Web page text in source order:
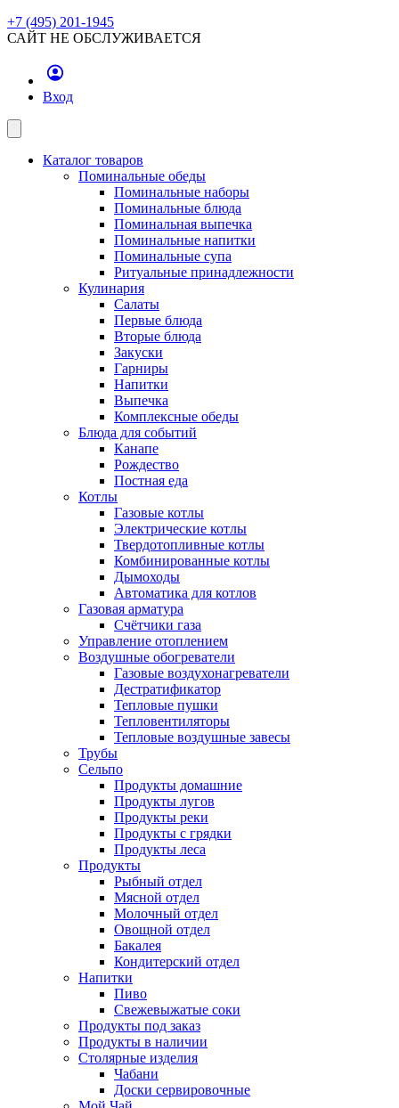
+7 (495) 201-1945
САЙТ НЕ ОБСЛУЖИВАЕТСЯ
Вход
Каталог товаров
Поминальные обеды
Поминальные наборы
Поминальные блюда
Поминальная выпечка
Поминальные напитки
Поминальные супа
Ритуальные принадлежности
Кулинария
Салаты
Первые блюда
Вторые блюда
Закуски
Гарниры
Напитки
Выпечка
Комплексные обеды
Блюда для событий
Канапе
Рождество
Постная еда
Котлы
Газовые котлы
Электрические котлы
Твердотопливные котлы
Комбинированные котлы
Дымоходы
Автоматика для котлов
Газовая арматура
Счётчики газа
Управление отоплением
Воздушные обогреватели
Газовые воздухонагреватели
Дестратификатор
Тепловые пушки
Тепловентиляторы
Тепловые воздушные завесы
Трубы
Сельпо
Продукты домашние
Продукты лугов
Продукты реки
Продукты с грядки
Продукты леса
Продукты
Рыбный отдел
Мясной отдел
Молочный отдел
Овощной отдел
Бакалея
Кондитерский отдел
Напитки
Пиво
Cвежевыжатые соки
Продукты под заказ
Продукты в наличии
Столярные изделия
Чабани
Доски сервировочные